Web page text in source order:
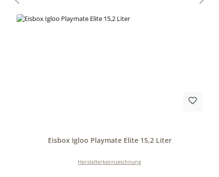
Eisbox Igloo Playmate Elite 15,2 Liter
Herstellerkennzeichnung